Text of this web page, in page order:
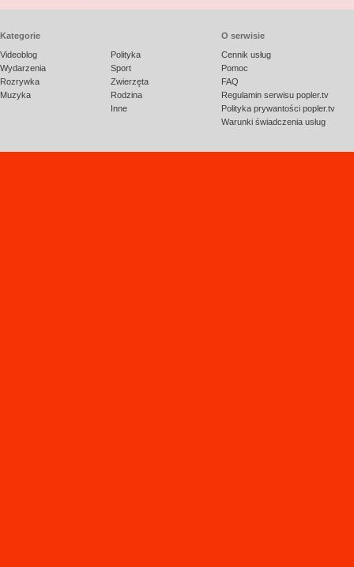
Kategorie
Videoblog
Wydarzenia
Rozrywka
Muzyka
Polityka
Sport
Zwierzęta
Rodzina
Inne
O serwisie
Cennik usług
Pomoc
FAQ
Regulamin serwisu popler.tv
Polityka prywantości popler.tv
Warunki świadczenia usług